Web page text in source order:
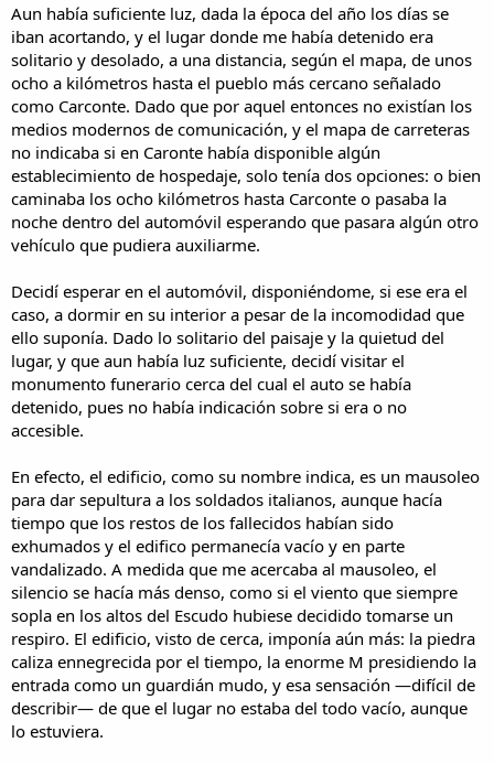
Aun había suficiente luz, dada la época del año los días se
iban acortando, y el lugar donde me había detenido era
solitario y desolado, a una distancia, según el mapa, de unos
ocho a kilómetros hasta el pueblo más cercano señalado
como Carconte. Dado que por aquel entonces no existían los
medios modernos de comunicación, y el mapa de carreteras
no indicaba si en Caronte había disponible algún
establecimiento de hospedaje, solo tenía dos opciones: o bien
caminaba los ocho kilómetros hasta Carconte o pasaba la
noche dentro del automóvil esperando que pasara algún otro
vehículo que pudiera auxiliarme.
Decidí esperar en el automóvil, disponiéndome, si ese era el
caso, a dormir en su interior a pesar de la incomodidad que
ello suponía. Dado lo solitario del paisaje y la quietud del
lugar, y que aun había luz suficiente, decidí visitar el
monumento funerario cerca del cual el auto se había
detenido, pues no había indicación sobre si era o no
accesible.
En efecto, el edificio, como su nombre indica, es un mausoleo
para dar sepultura a los soldados italianos, aunque hacía
tiempo que los restos de los fallecidos habían sido
exhumados y el edifico permanecía vacío y en parte
vandalizado. A medida que me acercaba al mausoleo, el
silencio se hacía más denso, como si el viento que siempre
sopla en los altos del Escudo hubiese decidido tomarse un
respiro. El edificio, visto de cerca, imponía aún más: la piedra
caliza ennegrecida por el tiempo, la enorme M presidiendo la
entrada como un guardián mudo, y esa sensación —difícil de
describir— de que el lugar no estaba del todo vacío, aunque
lo estuviera.